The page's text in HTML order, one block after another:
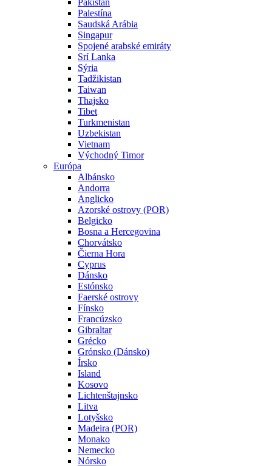
Pakistan
Palestína
Saudská Arábia
Singapur
Spojené arabské emiráty
Srí Lanka
Sýria
Tadžikistan
Taiwan
Thajsko
Tibet
Turkmenistan
Uzbekistan
Vietnam
Východný Timor
Európa
Albánsko
Andorra
Anglicko
Azorské ostrovy (POR)
Belgicko
Bosna a Hercegovina
Chorvátsko
Čierna Hora
Cyprus
Dánsko
Estónsko
Faerské ostrovy
Fínsko
Francúzsko
Gibraltar
Grécko
Grónsko (Dánsko)
Írsko
Island
Kosovo
Lichtenštajnsko
Litva
Lotyšsko
Madeira (POR)
Monako
Nemecko
Nórsko